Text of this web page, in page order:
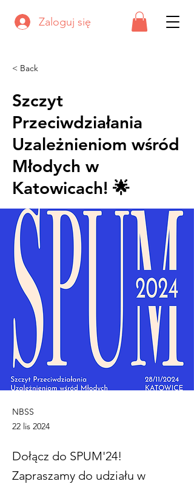
Zaloguj się
< Back
Szczyt
Przeciwdziałania
Uzależnieniom wśród
Młodych w
Katowicach! 🌟
NBSS
22 lis 2024
Dołącz do SPUM'24!
Zapraszamy do udziału w